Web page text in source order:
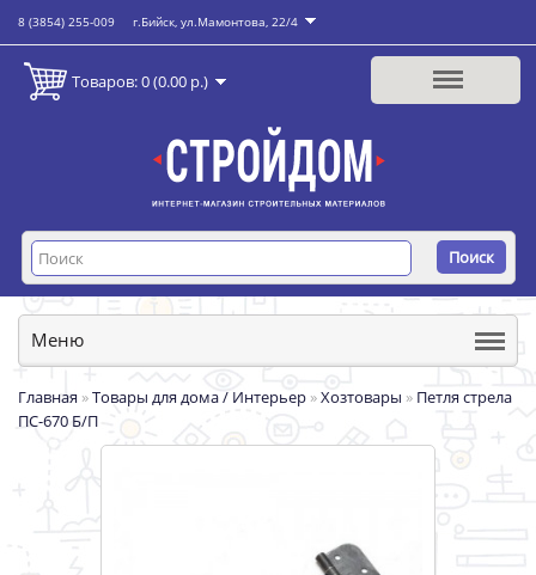
8 (3854) 255-009 г.Бийск, ул.Мамонтова, 22/4
Товаров: 0 (0.00 р.)
Поиск
Меню
Главная »Товары для дома / Интерьер »Хозтовары » Петля стрела
ПС-670 Б/П